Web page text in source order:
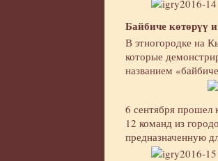
Байбиче көтөрүү
В этногородке на
которые
названием
6 сентября прошел
12 команд из
предназначенную